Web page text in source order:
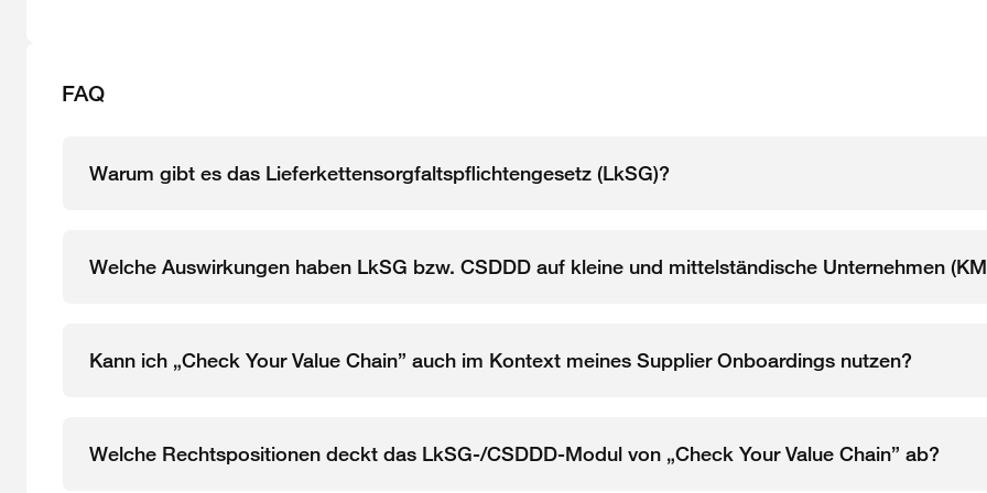
FAQ
Warum gibt es das Lieferkettensorgfaltspflichtengesetz (LkSG)?
Welche Auswirkungen haben LkSG bzw. CSDDD auf kleine und mittelständische Unternehmen
Kann ich „Check Your Value Chain” auch im Kontext meines Supplier Onboardings nutzen?
Welche Rechtspositionen deckt das LkSG-/CSDDD-Modul von „Check Your Value Chain” ab?